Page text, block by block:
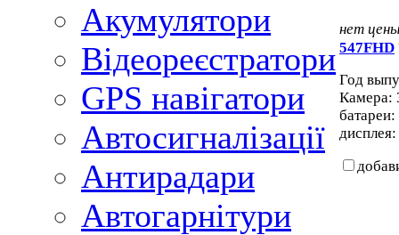
Акумулятори
Відеореєстратори
GPS навігатори
Автосигналізації
Антирадари
Автогарнітури
нет
547FHD
Год
Камера: